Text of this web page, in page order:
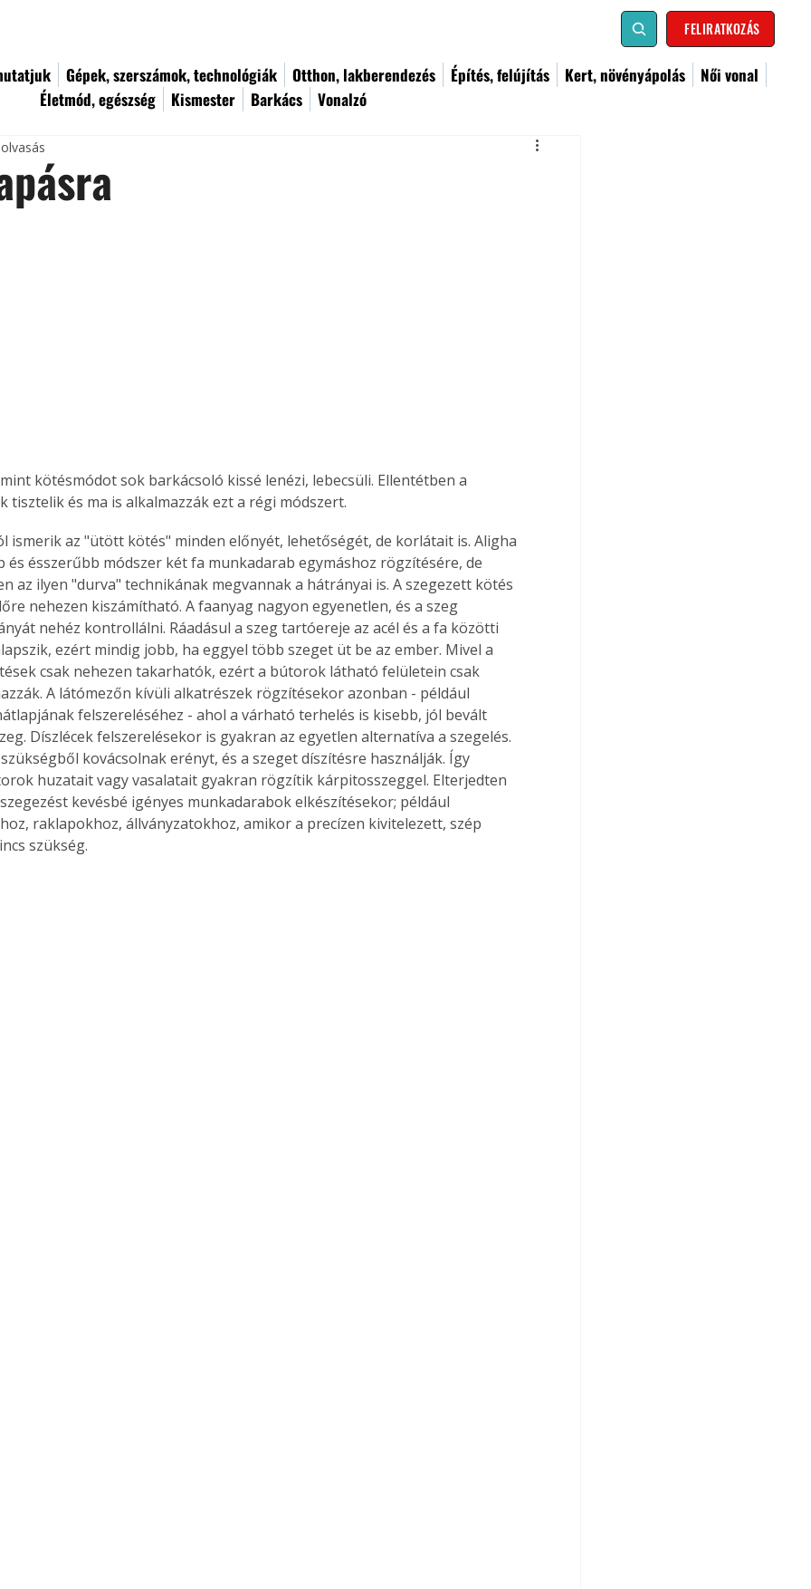
FELIRATKOZÁS
Gépek, szerszámok, technológiák Otthon, lakberendezés Építés, felújítás Kert, növényápolás
Női vonal
Életmód, egészség
Kismester Barkács Vonalzó
kötésmódot sok barkácsoló kissé lenézi, lebecsüli. Ellentétben a
tisztelik és ma is alkalmazzák ezt a régi módszert.
ismerik az "ütött kötés" minden előnyét, lehetőségét, de korlátait is. Aligha
és ésszerűbb módszer két fa munkadarab egymáshoz rögzítésére, de
az ilyen "durva" technikának megvannak a hátrányai is. A szegezett kötés
nehezen kiszámítható. A faanyag nagyon egyenetlen, és a szeg
nehéz kontrollálni. Ráadásul a szeg tartóereje az acél és a fa közötti
ezért mindig jobb, ha eggyel több szeget üt be az ember. Mivel a
csak nehezen takarhatók, ezért a bútorok látható felületein csak
A látómezőn kívüli alkatrészek rögzítésekor azonban - például
felszereléséhez - ahol a várható terhelés is kisebb, jól bevált
Díszlécek felszerelésekor is gyakran az egyetlen alternatíva a szegelés.
kovácsolnak erényt, és a szeget díszítésre használják. Így
huzatait vagy vasalatait gyakran rögzítik kárpitosszeggel. Elterjedten
kevésbé igényes munkadarabok elkészítésekor; például
raklapokhoz, állványzatokhoz, amikor a precízen kivitelezett, szép
szükség.